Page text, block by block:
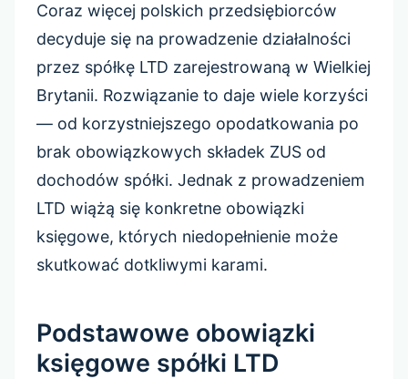
Coraz więcej polskich przedsiębiorców
decyduje się na prowadzenie działalności
przez spółkę LTD zarejestrowaną w Wielkiej
Brytanii. Rozwiązanie to daje wiele korzyści
— od korzystniejszego opodatkowania po
brak obowiązkowych składek ZUS od
dochodów spółki. Jednak z prowadzeniem
LTD wiążą się konkretne obowiązki
księgowe, których niedopełnienie może
skutkować dotkliwymi karami.
Podstawowe obowiązki
księgowe spółki LTD